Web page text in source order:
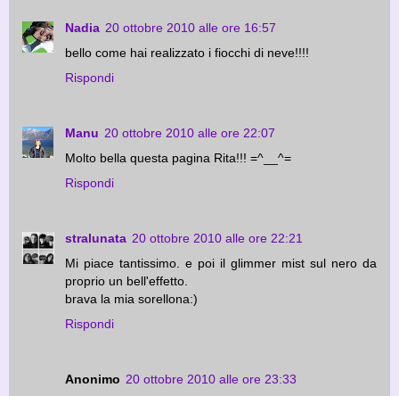
Nadia 20 ottobre 2010 alle ore 16:57
bello come hai realizzato i fiocchi di neve!!!!
Rispondi
Manu 20 ottobre 2010 alle ore 22:07
Molto bella questa pagina Rita!!! =^__^=
Rispondi
stralunata 20 ottobre 2010 alle ore 22:21
Mi piace tantissimo. e poi il glimmer mist sul nero da
proprio un bell'effetto.
brava la mia sorellona:)
Rispondi
Anonimo 20 ottobre 2010 alle ore 23:33